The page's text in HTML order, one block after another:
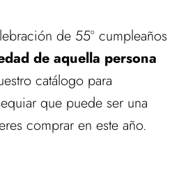
de 55º cumpleaños
de aquella persona
catálogo para
que puede ser una
comprar en este año.